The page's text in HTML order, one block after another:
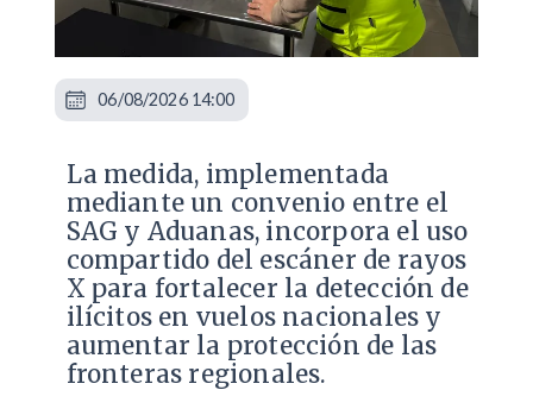
La medida, implementada
mediante un convenio entre el
SAG y Aduanas, incorpora el uso
compartido del escáner de rayos
X para fortalecer la detección de
ilícitos en vuelos nacionales y
aumentar la protección de las
fronteras regionales.
06/08/2026 14:00